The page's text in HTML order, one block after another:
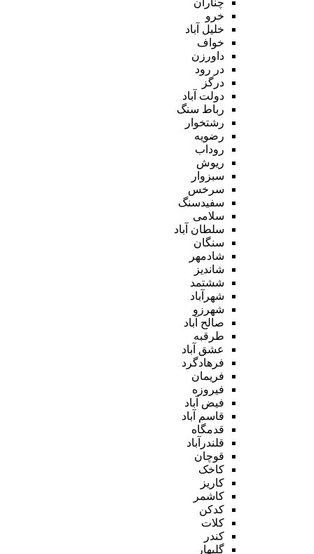
خرو
خلیل آباد
خواف
داورزن
در رود
درگز
دولت آباد
رباط سنگ
رشتخوار
رضویه
روداب
ریوش
سبزوار
سرخس
سفیدسنگ
سلامی
سلطان آباد
سنگان
شادمهر
شاندیز
ششتمد
شهرآباد
شهرزو
صالح آباد
طرقبه
عشق آباد
فرهادگرد
فریمان
فیروزه
فیض آباد
قاسم آباد
قدمگاه
قلندرآباد
قوچان
کاخک
کاریز
کاشمر
کدکن
کلات
کندر
گلبهار